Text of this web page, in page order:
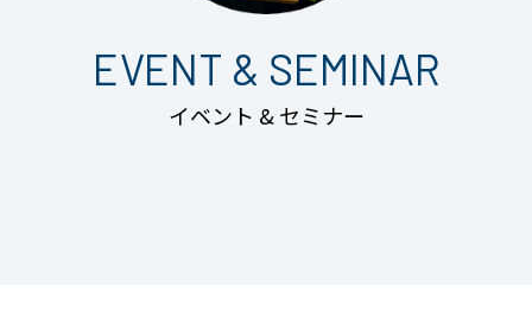
EVENT & SEMINAR
イベント & セミナー